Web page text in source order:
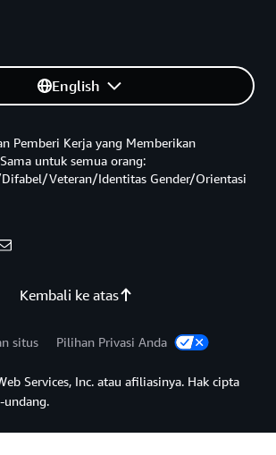
English
Kembali ke atas
Pemberi Kerja yang Memberikan
untuk semua orang:
Veteran/Identitas Gender/Orientasi
situs
Pilihan Privasi Anda
Services, Inc. atau afiliasinya. Hak cipta